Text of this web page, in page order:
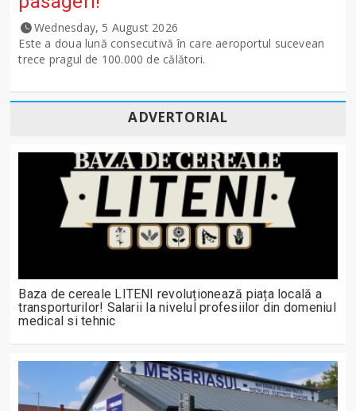
Wednesday, 5 August 2026
Este a doua lună consecutivă în care aeroportul sucevean
trece pragul de 100.000 de călători.
ADVERTORIAL
Baza de cereale LITENI revoluționează piața locală a
transporturilor! Salarii la nivelul profesiilor din domeniul
medical si tehnic